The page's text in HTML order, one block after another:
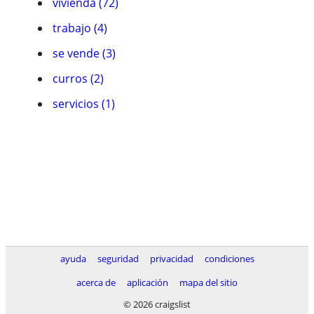
trabajo (4)
se vende (3)
curros (2)
servicios (1)
ayuda seguridad privacidad
condiciones
acerca de
aplicación
mapa del sitio
© 2026 craigslist